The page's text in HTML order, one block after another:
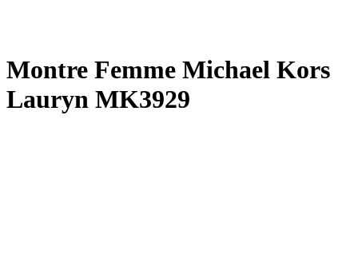
Montre Femme Michael Kors
Lauryn MK3929